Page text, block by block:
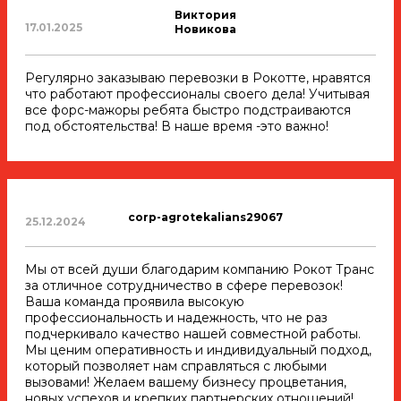
17.01.2025
Виктория
Новикова
Регулярно заказываю перевозки в Рокотте, нравятся
что работают профессионалы своего дела! Учитывая
все форс-мажоры ребята быстро подстраиваются
под обстоятельства! В наше время -это важно!
25.12.2024 corp-agrotekalians29067
Мы от всей души благодарим компанию Рокот Транс
за отличное сотрудничество в сфере перевозок!
Ваша команда проявила высокую
профессиональность и надежность, что не раз
подчеркивало качество нашей совместной работы.
Мы ценим оперативность и индивидуальный подход,
который позволяет нам справляться с любыми
вызовами! Желаем вашему бизнесу процветания,